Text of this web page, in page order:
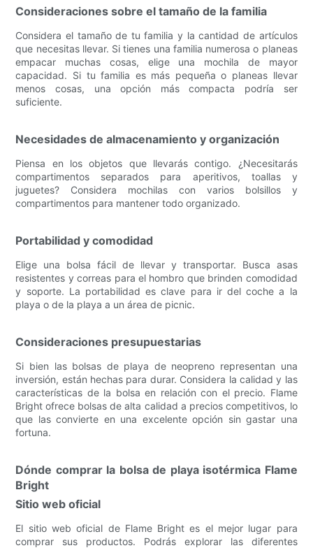
Consideraciones sobre el tamaño de la familia
Considera el tamaño de tu familia y la cantidad de artículos
que necesitas llevar. Si tienes una familia numerosa o planeas
empacar muchas cosas, elige una mochila de mayor
capacidad. Si tu familia es más pequeña o planeas llevar
menos cosas, una opción más compacta podría ser
suficiente.
Necesidades de almacenamiento y organización
Piensa en los objetos que llevarás contigo. ¿Necesitarás
compartimentos separados para aperitivos, toallas y
juguetes? Considera mochilas con varios bolsillos y
compartimentos para mantener todo organizado.
Portabilidad y comodidad
Elige una bolsa fácil de llevar y transportar. Busca asas
resistentes y correas para el hombro que brinden comodidad
y soporte. La portabilidad es clave para ir del coche a la
playa o de la playa a un área de picnic.
Consideraciones presupuestarias
Si bien las bolsas de playa de neopreno representan una
inversión, están hechas para durar. Considera la calidad y las
características de la bolsa en relación con el precio. Flame
Bright ofrece bolsas de alta calidad a precios competitivos, lo
que las convierte en una excelente opción sin gastar una
fortuna.
Dónde comprar la bolsa de playa isotérmica Flame
Bright
Sitio web oficial
El sitio web oficial de Flame Bright es el mejor lugar para
comprar sus productos. Podrás explorar las diferentes